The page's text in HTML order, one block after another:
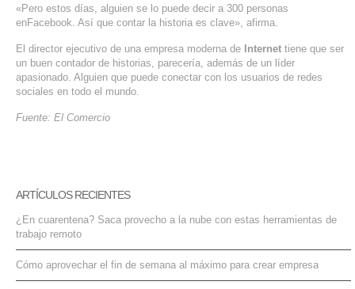
«Pero estos días, alguien se lo puede decir a 300 personas
enFacebook. Así que contar la historia es clave», afirma.
El director ejecutivo de una empresa moderna de Internet tiene que ser
un buen contador de historias, parecería, además de un líder
apasionado. Alguien que puede conectar con los usuarios de redes
sociales en todo el mundo.
Fuente: El Comercio
ARTÍCULOS RECIENTES
¿En cuarentena? Saca provecho a la nube con estas herramientas de
trabajo remoto
Cómo aprovechar el fin de semana al máximo para crear empresa